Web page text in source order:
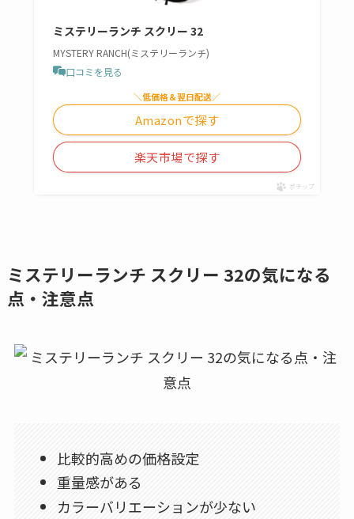
ミステリーランチ スクリー 32
MYSTERY RANCH(ミステリーランチ)
口コミを見る
＼低価格＆翌日配送／
Amazonで探す
楽天市場で探す
ポチップ
ミステリーランチ スクリー 32の気になる
点・注意点
比較的高めの価格設定
重量感がある
カラーバリエーションが少ない